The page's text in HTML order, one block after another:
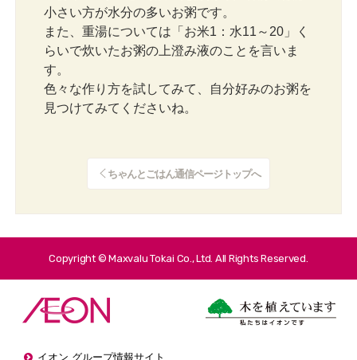
小さい方が水分の多いお粥です。
また、重湯については「お米1：水11～20」く
らいで炊いたお粥の上澄み液のことを言いま
す。
色々な作り方を試してみて、自分好みのお粥を
見つけてみてくださいね。
ちゃんとごはん通信ページトップへ
Copyright © Maxvalu Tokai Co., Ltd. All Rights Reserved.
イオン グループ情報サイト